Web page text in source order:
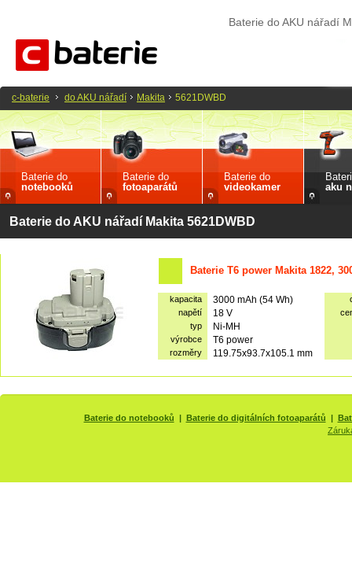
Baterie do AKU nářadí
Baterie do
notebooků
Baterie do
fotoaparátů
Baterie do
videokamer
aku
Baterie do AKU nářadí Makita 5621DWBD
Baterie T6 power Makita 1822,
kapacita 3000 mAh (54 Wh)
napětí
18 V
typ
Ni-MH
výrobce T6 power
rozměry 119.75x93.7x105.1 mm
c-baterie do AKU nářadí Makita 5621DWBD
Baterie do notebooků | Baterie do digitálních fotoaparátů |